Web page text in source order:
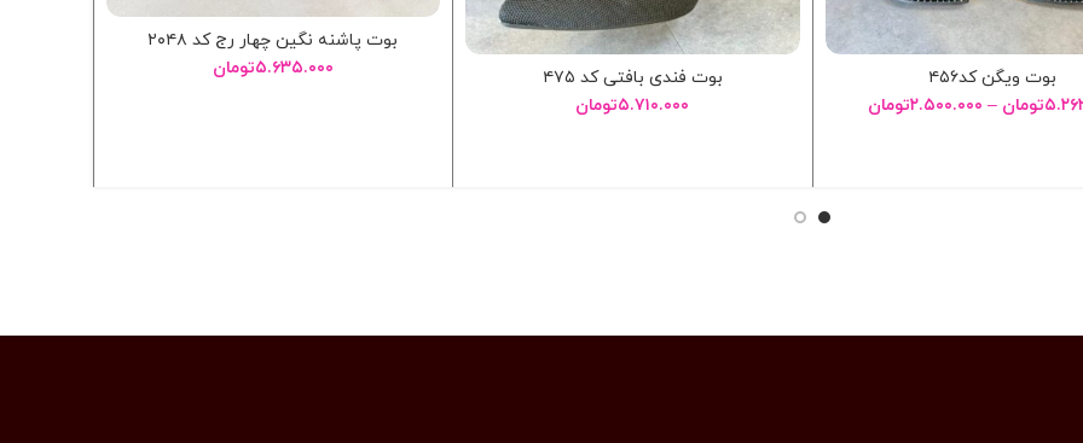
بوت ویگن کد۴۵۶
تومان – ۲.۵۰۰.۰۰۰تومان
بوت فندی بافتی کد ۴۷۵
۵.۷۱۰.۰۰۰تومان
بوت پاشنه نگین چهار رج کد ۲۰۴۸
۵.۶۳۵.۰۰۰تومان